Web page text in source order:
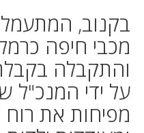
בקנוב,
מכבי חיפה
והתקבלה
על ידי המנכ"ל
מפיחות את רוח